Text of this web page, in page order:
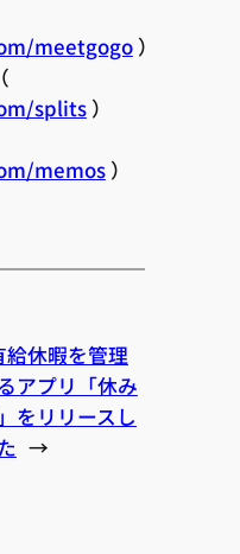
meetgogo）
splits）
memos）
給休暇を管理
アプリ「休み
をリリースし
→